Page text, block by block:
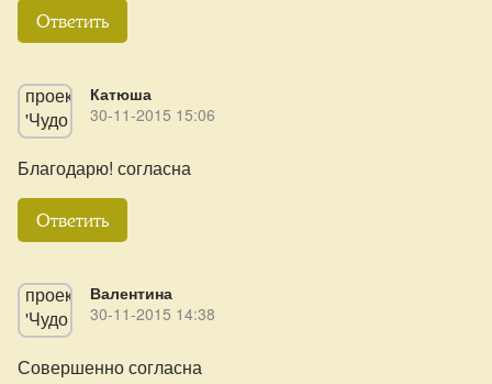
Ответить
Катюша
30-11-2015 15:06
Благодарю! согласна
Ответить
Валентина
30-11-2015 14:38
Совершенно согласна